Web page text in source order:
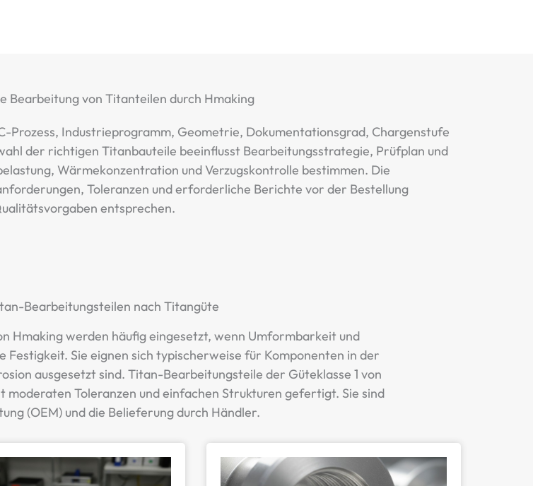
Bearbeitung von Titanteilen durch Hmaking
Prozess, Industrieprogramm, Geometrie, Dokumentationsgrad, Chargenstufe
der richtigen Titanbauteile beeinflusst Bearbeitungsstrategie, Prüfplan und
Wärmekonzentration und Verzugskontrolle bestimmen. Die
Toleranzen und erforderliche Berichte vor der Bestellung
entsprechen.
Bearbeitungsteilen nach Titangüte
Hmaking werden häufig eingesetzt, wenn Umformbarkeit und
Sie eignen sich typischerweise für Komponenten in der
ausgesetzt sind. Titan-Bearbeitungsteile der Güteklasse 1 von
Toleranzen und einfachen Strukturen gefertigt. Sie sind
(OEM) und die Belieferung durch Händler.